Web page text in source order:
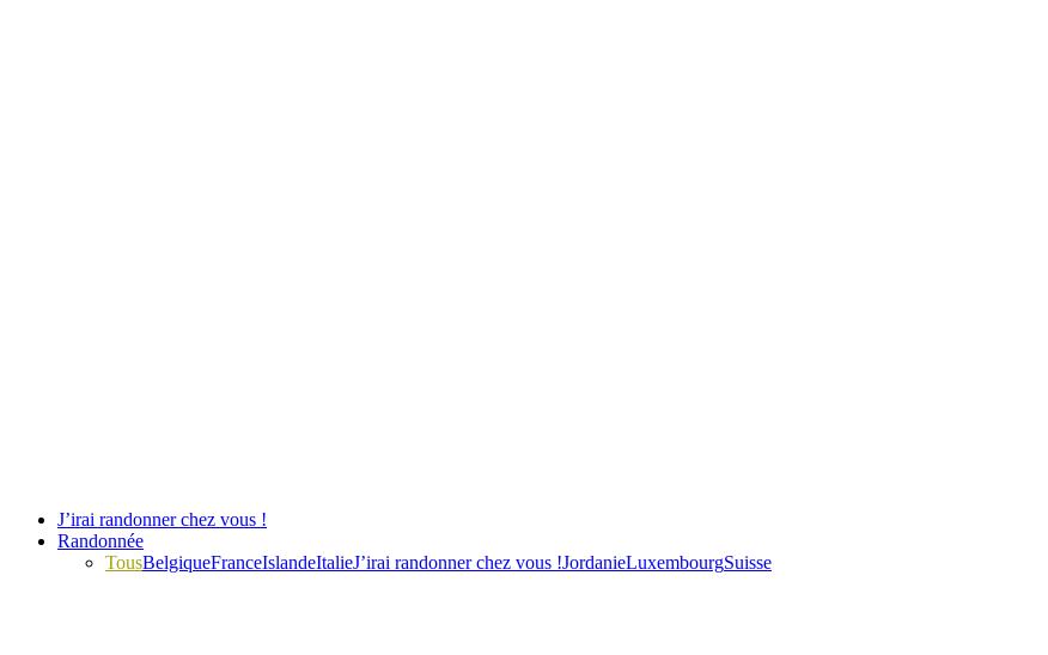
J’irai randonner chez vous !
Randonnée
TousBelgiqueFranceIslandeItalieJ’irai randonner chez vous !JordanieLuxembourgSuisse